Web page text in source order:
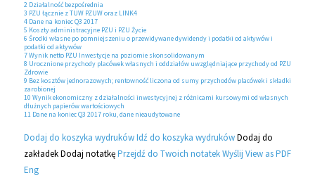
2 Działalność bezpośrednia
3 PZU łącznie z TUW PZUW oraz LINK4
4 Dane na koniec Q3 2017
5 Koszty administracyjne PZU i PZU Życie
6 Środki własne po pomniejszeniu o przewidywane dywidendy i podatki od aktywów i
podatki od aktywów
7 Wynik netto PZU Inwestycje na poziomie skonsolidowanym
8 Urocznione przychody placówek własnych i oddziałów uwzględniające przychody od PZU
Zdrowie
9 Bez kosztów jednorazowych; rentowność liczona od sumy przychodów placówek i składki
zarobionej
10 Wynik ekonomiczny z działalności inwestycyjnej z różnicami kursowymi od własnych
dłużnych papierów wartościowych
11 Dane na koniec Q3 2017 roku, dane nieaudytowane
Dodaj do koszyka wydruków Idź do koszyka wydruków Dodaj do
zakładek Dodaj notatkę Przejdź do Twoich notatek Wyślij View as PDF
Eng